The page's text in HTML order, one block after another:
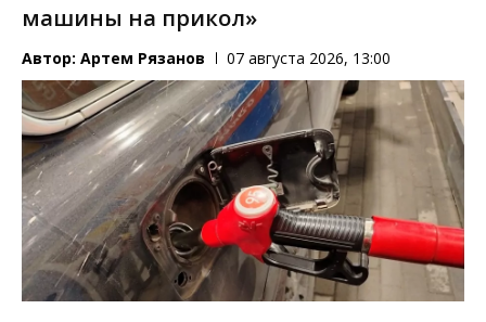
машины на прикол»
Автор: Артем Рязанов 07 августа 2026, 13:00